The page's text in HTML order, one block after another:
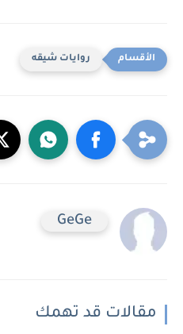
روايات شيقه
GeGe
مقالات قد تهمك